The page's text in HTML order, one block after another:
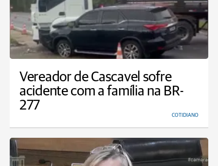
Vereador de Cascavel sofre
acidente com a família na BR-
277
COTIDIANO